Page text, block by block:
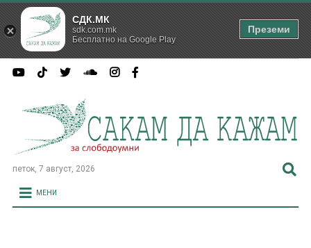
петок, 7 август, 2026
МЕНИ
СДК.МК
sdk.com.mk
Бесплатно на Google Play
Преземи